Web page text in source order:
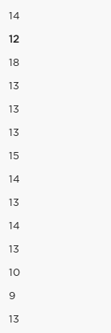
14
12
18
13
13
13
15
14
13
14
13
10
9
13